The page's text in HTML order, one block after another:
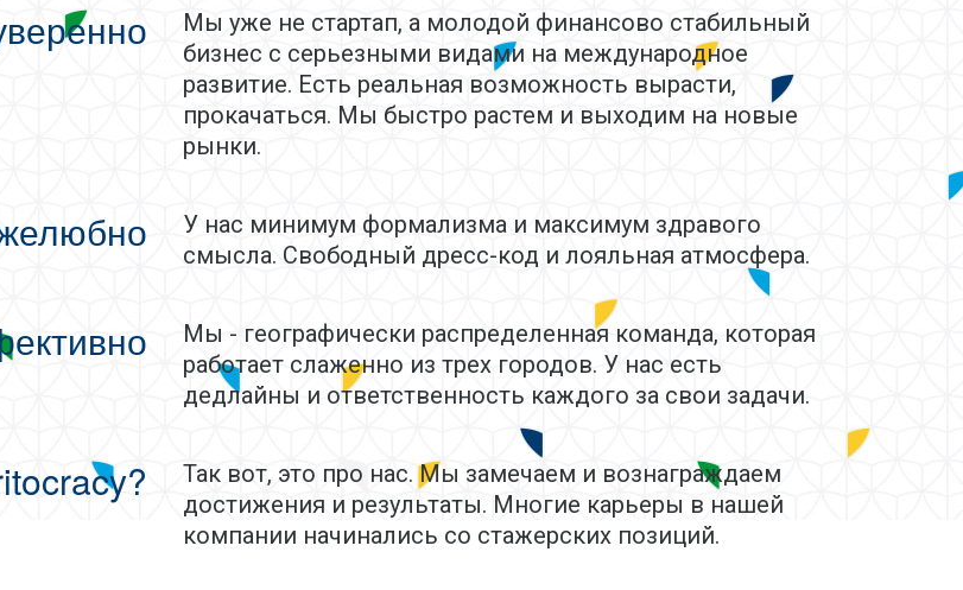
Мы уже не стартап, а молодой финансово стабильный
бизнес с серьезными видами на международное
развитие. Есть реальная возможность вырасти,
прокачаться. Мы быстро растем и выходим на новые
рынки.
У нас минимум формализма и максимум здравого
смысла. Свободный дресс-код и лояльная атмосфера.
Мы - географически распределенная команда, которая
работает слаженно из трех городов. У нас есть
дедлайны и ответственность каждого за свои задачи.
Так вот, это про нас. Мы замечаем и вознаграждаем
достижения и результаты. Многие карьеры в нашей
компании начинались со стажерских позиций.